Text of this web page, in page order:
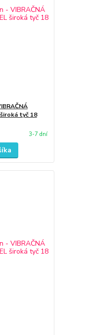
široká tyč 18
3-7 dní